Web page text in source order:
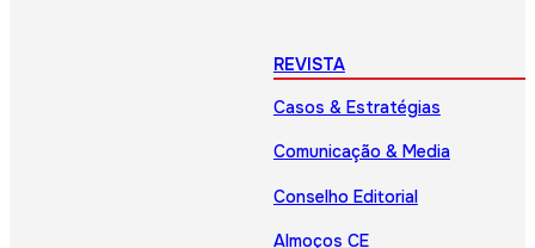
REVISTA
Casos & Estratégias
Comunicação & Media
Conselho Editorial
Almoços CE